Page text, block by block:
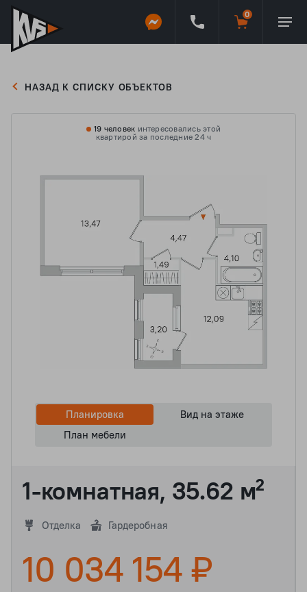
НАЗАД К СПИСКУ ОБЪЕКТОВ
1-комнатная, 35.62 м²
Отделка Гардеробная
10 034 154 ₽
19 человек интересовались этой
квартирой за последние 24 ч
Планировка
Вид на этаже
План мебели